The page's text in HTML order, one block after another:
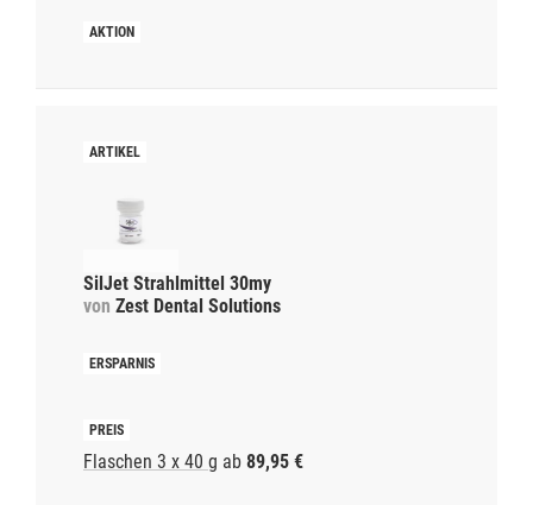
SilJet Strahlmittel 30my
von Zest Dental Solutions
Flaschen 3 x 40 g ab 89,95 €